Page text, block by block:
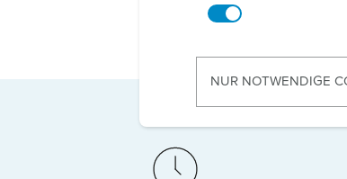
u
NUR NOTWENDIGE